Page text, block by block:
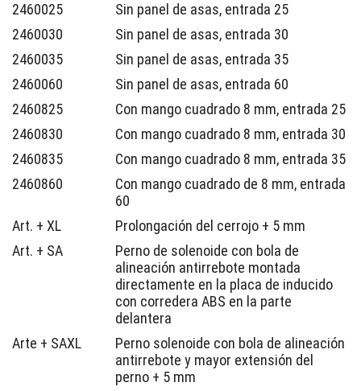
2460025
Sin panel de asas, entrada 25
2460030
Sin panel de asas, entrada 30
2460035
Sin panel de asas, entrada 35
2460060
Sin panel de asas, entrada 60
2460825
Con mango cuadrado 8 mm, entrada 25
2460830
Con mango cuadrado 8 mm, entrada 30
2460835
Con mango cuadrado 8 mm, entrada 35
2460860
Con mango cuadrado de 8 mm, entrada
60
Art. + XL
Prolongación del cerrojo + 5 mm
Art. + SA
Perno de solenoide con bola de
alineación antirrebote montada
directamente en la placa de inducido
con corredera ABS en la parte
delantera
Arte + SAXL
Perno solenoide con bola de alineación
antirrebote y mayor extensión del
perno + 5 mm